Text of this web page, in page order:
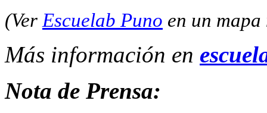
(Ver Escuelab Puno en un
Más información en
Nota de Prensa: